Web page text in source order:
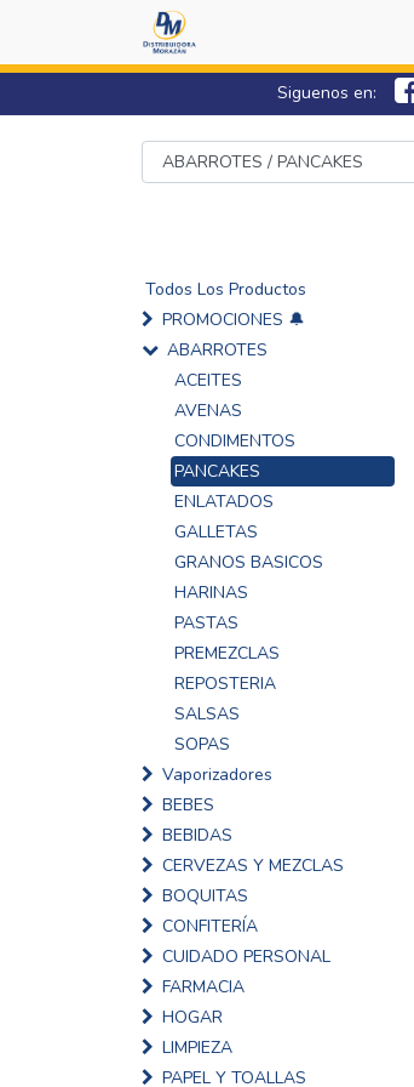
Siguenos en:
Todos Los Productos
PROMOCIONES 🔔
ABARROTES
ACEITES
AVENAS
CONDIMENTOS
PANCAKES
ENLATADOS
GALLETAS
GRANOS BASICOS
HARINAS
PASTAS
PREMEZCLAS
REPOSTERIA
SALSAS
SOPAS
Vaporizadores
BEBES
BEBIDAS
CERVEZAS Y MEZCLAS
BOQUITAS
CONFITERÍA
CUIDADO PERSONAL
FARMACIA
HOGAR
LIMPIEZA
PAPEL Y TOALLAS